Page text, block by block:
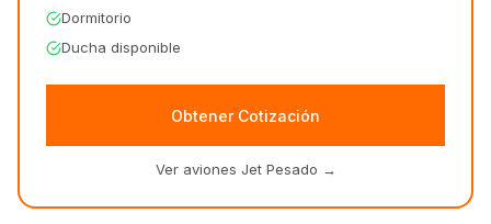
Dormitorio
Ducha disponible
Obtener Cotización
Ver aviones Jet Pesado →